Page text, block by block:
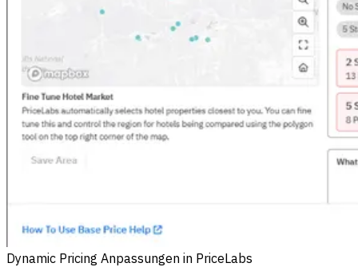
Dynamic Pricing Anpassungen in PriceLabs